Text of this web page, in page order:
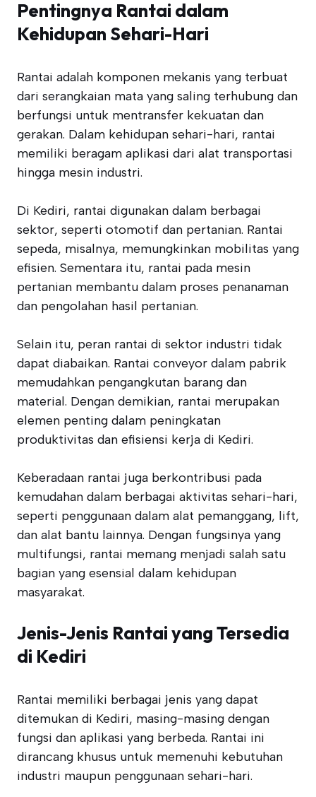
Pentingnya Rantai dalam
Kehidupan Sehari-Hari
Rantai adalah komponen mekanis yang terbuat
dari serangkaian mata yang saling terhubung dan
berfungsi untuk mentransfer kekuatan dan
gerakan. Dalam kehidupan sehari-hari, rantai
memiliki beragam aplikasi dari alat transportasi
hingga mesin industri.
Di Kediri, rantai digunakan dalam berbagai
sektor, seperti otomotif dan pertanian. Rantai
sepeda, misalnya, memungkinkan mobilitas yang
efisien. Sementara itu, rantai pada mesin
pertanian membantu dalam proses penanaman
dan pengolahan hasil pertanian.
Selain itu, peran rantai di sektor industri tidak
dapat diabaikan. Rantai conveyor dalam pabrik
memudahkan pengangkutan barang dan
material. Dengan demikian, rantai merupakan
elemen penting dalam peningkatan
produktivitas dan efisiensi kerja di Kediri.
Keberadaan rantai juga berkontribusi pada
kemudahan dalam berbagai aktivitas sehari-hari,
seperti penggunaan dalam alat pemanggang, lift,
dan alat bantu lainnya. Dengan fungsinya yang
multifungsi, rantai memang menjadi salah satu
bagian yang esensial dalam kehidupan
masyarakat.
Jenis-Jenis Rantai yang Tersedia
di Kediri
Rantai memiliki berbagai jenis yang dapat
ditemukan di Kediri, masing-masing dengan
fungsi dan aplikasi yang berbeda. Rantai ini
dirancang khusus untuk memenuhi kebutuhan
industri maupun penggunaan sehari-hari.